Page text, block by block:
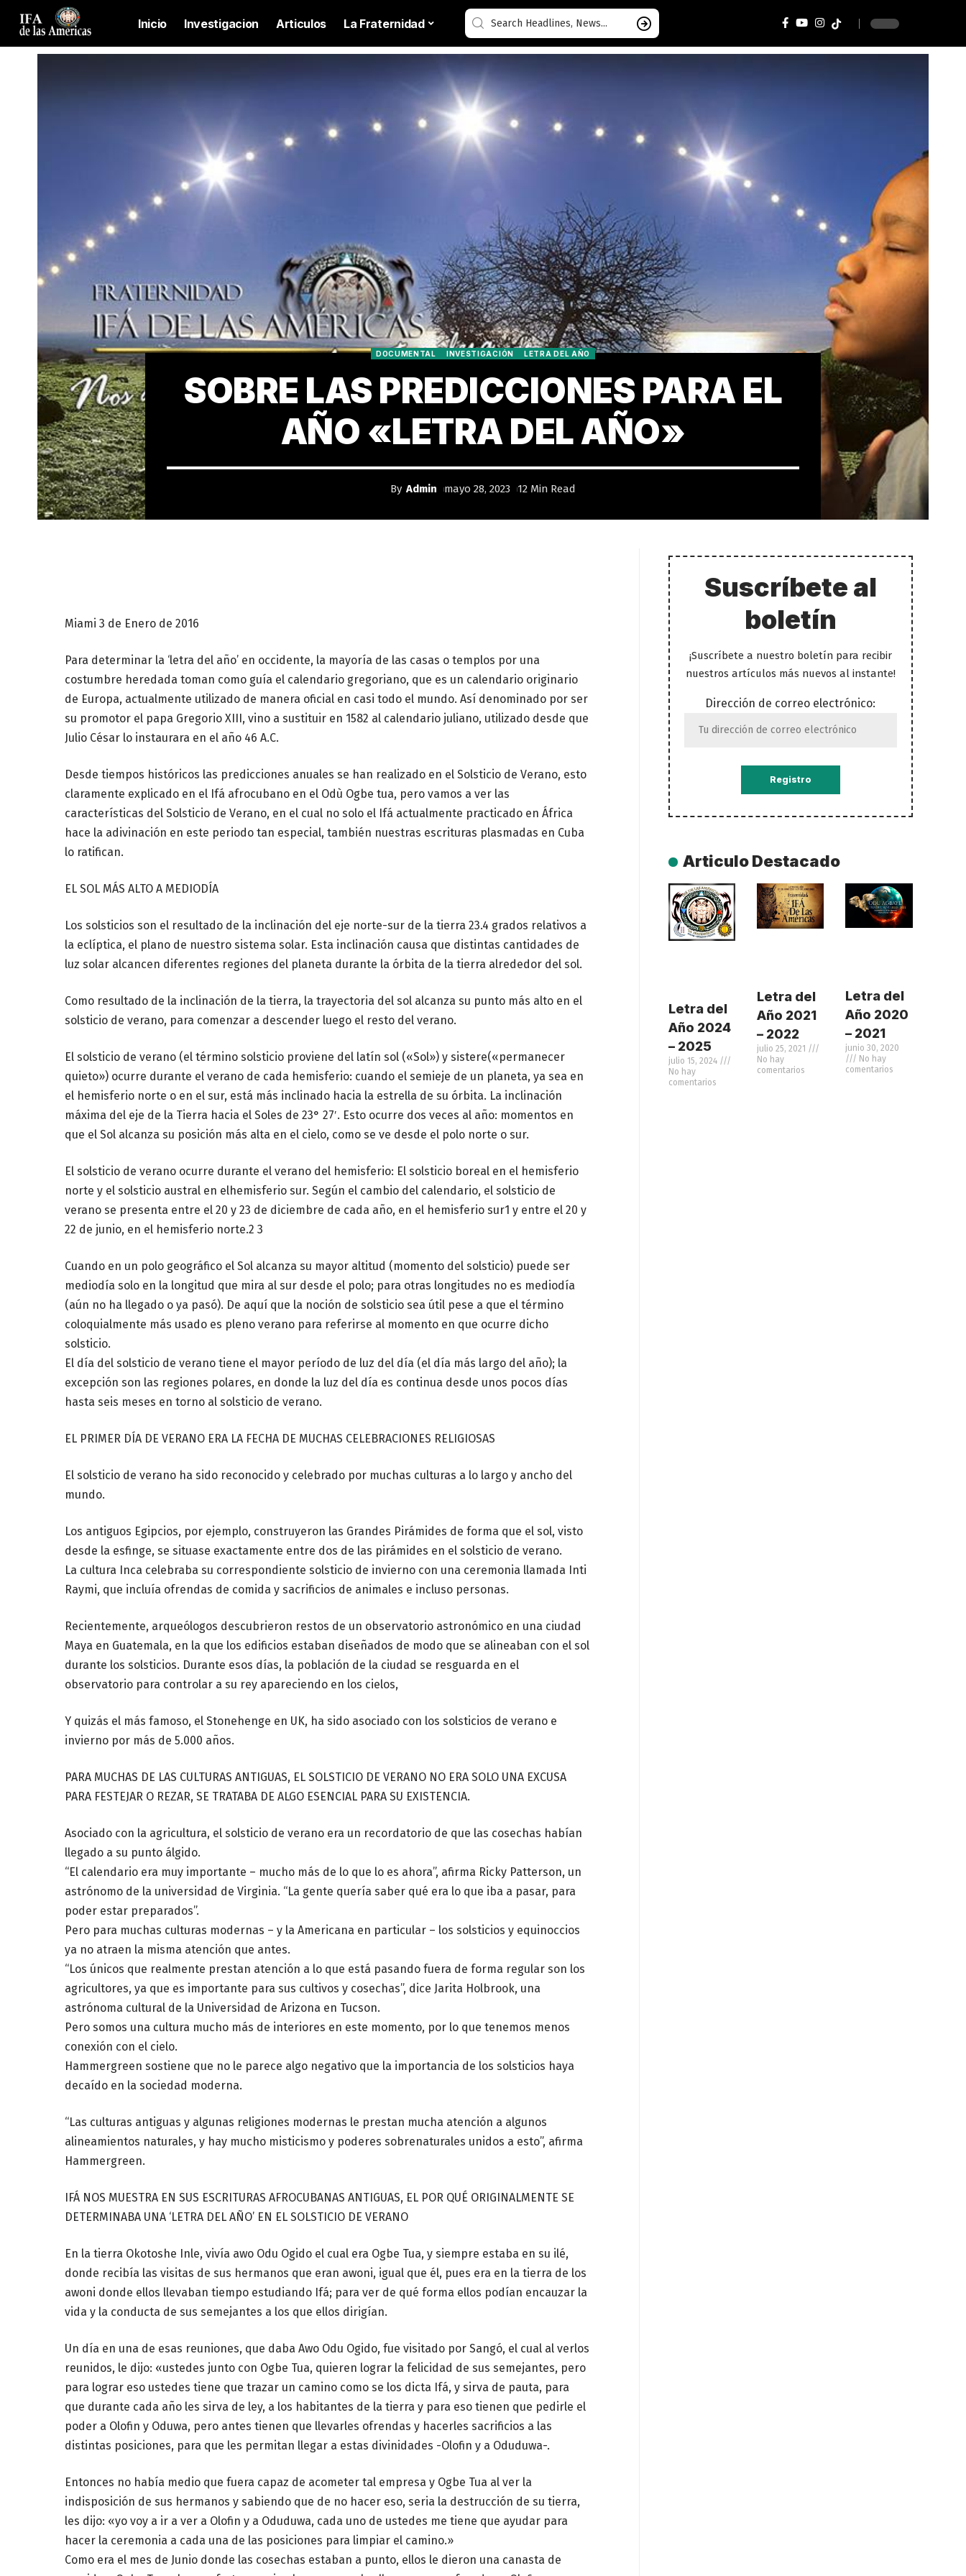
Inicio Investigacion Articulos La Fraternidad
DOCUMENTAL INVESTIGACIÓN LETRA DEL AÑO
SOBRE LAS PREDICCIONES PARA EL
AÑO «LETRA DEL AÑO»
By Admin mayo 28, 2023 12 Min Read
Miami 3 de Enero de 2016
Para determinar la ‘letra del año’ en occidente, la mayoría de las casas o templos por una
costumbre heredada toman como guía el calendario gregoriano, que es un calendario originario
de Europa, actualmente utilizado de manera oficial en casi todo el mundo. Así denominado por ser
su promotor el papa Gregorio XIII, vino a sustituir en 1582 al calendario juliano, utilizado desde que
Julio César lo instaurara en el año 46 A.C.
Desde tiempos históricos las predicciones anuales se han realizado en el Solsticio de Verano, esto
claramente explicado en el Ifá afrocubano en el Odù Ogbe tua, pero vamos a ver las
características del Solsticio de Verano, en el cual no solo el Ifá actualmente practicado en África
hace la adivinación en este periodo tan especial, también nuestras escrituras plasmadas en Cuba
lo ratifican.
EL SOL MÁS ALTO A MEDIODÍA
Los solsticios son el resultado de la inclinación del eje norte-sur de la tierra 23.4 grados relativos a
la eclíptica, el plano de nuestro sistema solar. Esta inclinación causa que distintas cantidades de
luz solar alcancen diferentes regiones del planeta durante la órbita de la tierra alrededor del sol.
Como resultado de la inclinación de la tierra, la trayectoria del sol alcanza su punto más alto en el
solsticio de verano, para comenzar a descender luego el resto del verano.
El solsticio de verano (el término solsticio proviene del latín sol («Sol») y sistere(«permanecer
quieto») ocurre durante el verano de cada hemisferio: cuando el semieje de un planeta, ya sea en
el hemisferio norte o en el sur, está más inclinado hacia la estrella de su órbita. La inclinación
máxima del eje de la Tierra hacia el Soles de 23° 27′. Esto ocurre dos veces al año: momentos en
que el Sol alcanza su posición más alta en el cielo, como se ve desde el polo norte o sur.
El solsticio de verano ocurre durante el verano del hemisferio: El solsticio boreal en el hemisferio
norte y el solsticio austral en elhemisferio sur. Según el cambio del calendario, el solsticio de
verano se presenta entre el 20 y 23 de diciembre de cada año, en el hemisferio sur1 y entre el 20 y
22 de junio, en el hemisferio norte.2 3
Cuando en un polo geográfico el Sol alcanza su mayor altitud (momento del solsticio) puede ser
mediodía solo en la longitud que mira al sur desde el polo; para otras longitudes no es mediodía
(aún no ha llegado o ya pasó). De aquí que la noción de solsticio sea útil pese a que el término
coloquialmente más usado es pleno verano para referirse al momento en que ocurre dicho
solsticio.
El día del solsticio de verano tiene el mayor período de luz del día (el día más largo del año); la
excepción son las regiones polares, en donde la luz del día es continua desde unos pocos días
hasta seis meses en torno al solsticio de verano.
EL PRIMER DÍA DE VERANO ERA LA FECHA DE MUCHAS CELEBRACIONES RELIGIOSAS
El solsticio de verano ha sido reconocido y celebrado por muchas culturas a lo largo y ancho del
mundo.
Los antiguos Egipcios, por ejemplo, construyeron las Grandes Pirámides de forma que el sol, visto
desde la esfinge, se situase exactamente entre dos de las pirámides en el solsticio de verano.
La cultura Inca celebraba su correspondiente solsticio de invierno con una ceremonia llamada Inti
Raymi, que incluía ofrendas de comida y sacrificios de animales e incluso personas.
Recientemente, arqueólogos descubrieron restos de un observatorio astronómico en una ciudad
Maya en Guatemala, en la que los edificios estaban diseñados de modo que se alineaban con el sol
durante los solsticios. Durante esos días, la población de la ciudad se resguarda en el
observatorio para controlar a su rey apareciendo en los cielos,
Y quizás el más famoso, el Stonehenge en UK, ha sido asociado con los solsticios de verano e
invierno por más de 5.000 años.
PARA MUCHAS DE LAS CULTURAS ANTIGUAS, EL SOLSTICIO DE VERANO NO ERA SOLO UNA EXCUSA
PARA FESTEJAR O REZAR, SE TRATABA DE ALGO ESENCIAL PARA SU EXISTENCIA.
Asociado con la agricultura, el solsticio de verano era un recordatorio de que las cosechas habían
llegado a su punto álgido.
“El calendario era muy importante – mucho más de lo que lo es ahora”, afirma Ricky Patterson, un
astrónomo de la universidad de Virginia. “La gente quería saber qué era lo que iba a pasar, para
poder estar preparados”.
Pero para muchas culturas modernas – y la Americana en particular – los solsticios y equinoccios
ya no atraen la misma atención que antes.
“Los únicos que realmente prestan atención a lo que está pasando fuera de forma regular son los
agricultores, ya que es importante para sus cultivos y cosechas”, dice Jarita Holbrook, una
astrónoma cultural de la Universidad de Arizona en Tucson.
Pero somos una cultura mucho más de interiores en este momento, por lo que tenemos menos
conexión con el cielo.
Hammergreen sostiene que no le parece algo negativo que la importancia de los solsticios haya
decaído en la sociedad moderna.
“Las culturas antiguas y algunas religiones modernas le prestan mucha atención a algunos
alineamientos naturales, y hay mucho misticismo y poderes sobrenaturales unidos a esto”, afirma
Hammergreen.
IFÁ NOS MUESTRA EN SUS ESCRITURAS AFROCUBANAS ANTIGUAS, EL POR QUÉ ORIGINALMENTE SE
DETERMINABA UNA ‘LETRA DEL AÑO’ EN EL SOLSTICIO DE VERANO
En la tierra Okotoshe Inle, vivía awo Odu Ogido el cual era Ogbe Tua, y siempre estaba en su ilé,
donde recibía las visitas de sus hermanos que eran awoni, igual que él, pues era en la tierra de los
awoni donde ellos llevaban tiempo estudiando Ifá; para ver de qué forma ellos podían encauzar la
vida y la conducta de sus semejantes a los que ellos dirigían.
Un día en una de esas reuniones, que daba Awo Odu Ogido, fue visitado por Sangó, el cual al verlos
reunidos, le dijo: «ustedes junto con Ogbe Tua, quieren lograr la felicidad de sus semejantes, pero
para lograr eso ustedes tiene que trazar un camino como se los dicta Ifá, y sirva de pauta, para
que durante cada año les sirva de ley, a los habitantes de la tierra y para eso tienen que pedirle el
poder a Olofin y Oduwa, pero antes tienen que llevarles ofrendas y hacerles sacrificios a las
distintas posiciones, para que les permitan llegar a estas divinidades -Olofin y a Oduduwa-.
Entonces no había medio que fuera capaz de acometer tal empresa y Ogbe Tua al ver la
indisposición de sus hermanos y sabiendo que de no hacer eso, seria la destrucción de su tierra,
les dijo: «yo voy a ir a ver a Olofin y a Oduduwa, cada uno de ustedes me tiene que ayudar para
hacer la ceremonia a cada una de las posiciones para limpiar el camino.»
Como era el mes de Junio donde las cosechas estaban a punto, ellos le dieron una canasta de
Suscríbete al
boletín
¡Suscríbete a nuestro boletín para recibir
nuestros artículos más nuevos al instante!
Dirección de correo electrónico:
Articulo Destacado
Letra del
Año 2024
– 2025
julio 15, 2024
No hay
comentarios
Letra del
Año 2021
– 2022
julio 25, 2021
No hay
comentarios
Letra del
Año 2020
– 2021
junio 30, 2020
No hay
comentarios